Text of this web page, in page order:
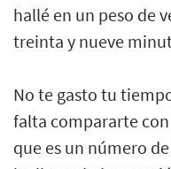
hallé en un peso de
treinta y nueve
No te gasto tu
falta compararte con
que es un número